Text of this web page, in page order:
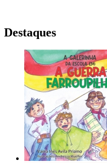
Destaques